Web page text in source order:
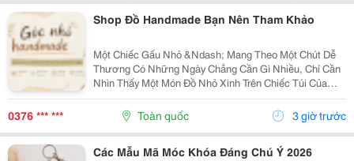
Shop Đồ Handmade Bạn Nên Tham Khảo
Một Chiếc Gấu Nhỏ &Ndash; Mang Theo Một Chút Dễ
Thương Có Những Ngày Chẳng Cần Gì Nhiều, Chỉ Cần
Nhìn Thấy Một Món Đồ Nhỏ Xinh Trên Chiếc Túi Của
Mình Cũng Đủ Thấy Vui Rồi Những Em Móc Khóa Gấu
Bông Được Làm Với Kiểu Dáng Đáng Yêu, Nhỏ Gọn,
Thích...
0376 *** *** Toàn quốc 3 giờ trước
Các Mẫu Mã Móc Khóa Đáng Chú Ý 2026